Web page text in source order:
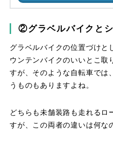
②グラベルバイクと
グラベルバイクの位置づけと
ウンテンバイクのいいとこ取
すが、そのような自転車では
うものもありますよね。
どちらも未舗装路も走れるロ
すが、この両者の違いは何な